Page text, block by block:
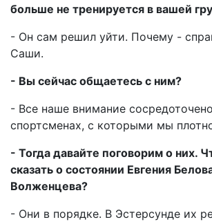
больше не тренируется в вашей
- Он сам решил уйти. Почему -
Саши.
- Вы сейчас общаетесь с ним?
- Все наше внимание
спортсменах, с которыми мы
- Тогда давайте поговорим о них.
сказать о состоянии Евгения
Волженцева?
- Они в порядке. В Эстерсунде их